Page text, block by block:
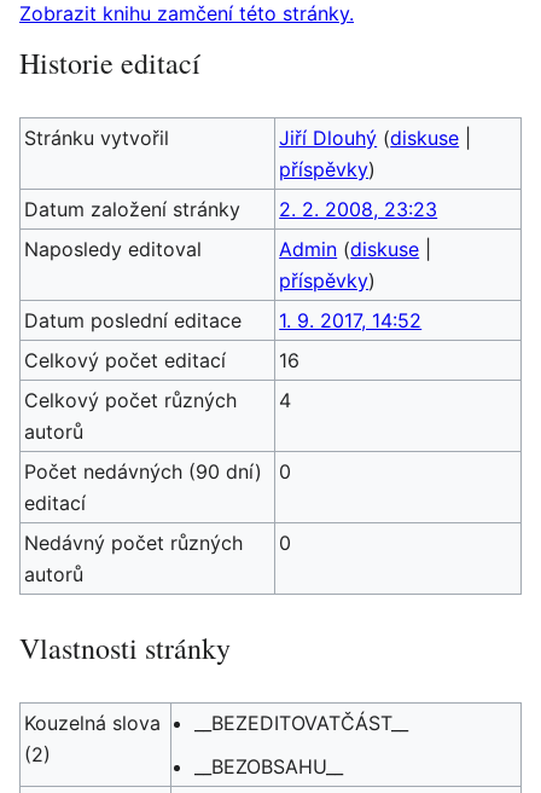
Zobrazit knihu zamčení této stránky.
Historie editací
Stránku vytvořil Jiří Dlouhý (diskuse
příspěvky)
Datum založení stránky
2. 2. 2008, 23:23
Naposledy editoval
Admin (diskuse
příspěvky)
Datum poslední editace
1. 9. 2017, 14:52
Celkový počet editací
16
Celkový počet různých
autorů
4
Počet nedávných (90 dní)
editací
0
Nedávný počet různých
autorů
0
Vlastnosti stránky
Kouzelná slova
(2)
__BEZEDITOVATČÁST__
__BEZOBSAHU__